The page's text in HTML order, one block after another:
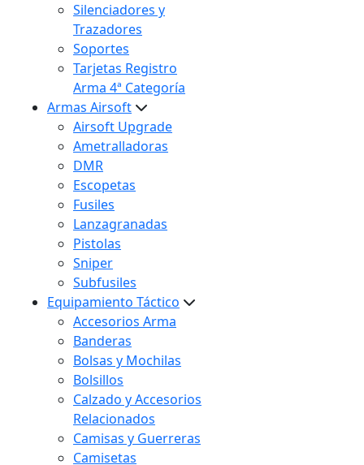
Silenciadores y
Trazadores
Soportes
Tarjetas Registro
Arma 4ª Categoría
Armas Airsoft
Airsoft Upgrade
Ametralladoras
DMR
Escopetas
Fusiles
Lanzagranadas
Pistolas
Sniper
Subfusiles
Equipamiento Táctico
Accesorios Arma
Banderas
Bolsas y Mochilas
Bolsillos
Calzado y Accesorios
Relacionados
Camisas y Guerreras
Camisetas